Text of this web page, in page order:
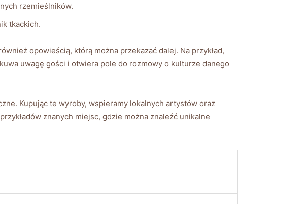
rzemieślników.
tkackich.
opowieścią, ​którą można przekazać ‌dalej. Na ⁣przykład,
uwagę gości ​i otwiera pole do rozmowy o kulturze danego
Kupując te wyroby, ​wspieramy⁣ lokalnych‌ artystów oraz
znanych⁤ miejsc, gdzie można⁤ znaleźć unikalne